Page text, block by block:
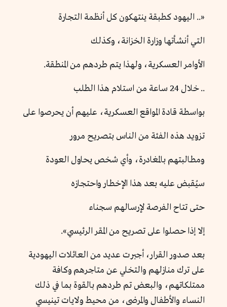
«.. اليهود كطبقة ينتهكون كل أنظمة التجارة
التي أنشأتها وزارة الخزانة، وكذلك
الأوامر العسكرية، ولهذا يتم طردهم من المنطقة.
.. خلال 24 ساعة من استلام هذا الطلب
بواسطة قادة المواقع العسكرية، عليهم أن يحرصوا على
تزويد هذه الفئة من الناس بتصريح مرور
ومطالبتهم بالمغادرة، وأي شخص يحاول العودة
سيُقبض عليه بعد هذا الإخطار واحتجازه
حتى تتاح الفرصة لإرسالهم سجناء
إلا إذا حصلوا على تصريح من المقر الرئيسي».
بعد صدور القرار، أجبرت عديد من العائلات اليهودية
على ترك منازلهم والتخلي عن متاجرهم وكافة
ممتلكاتهم، والبعض تم طردهم بالقوة بما في ذلك
النساء والأطفال والمرضى، من محيط ولايات تينيسي